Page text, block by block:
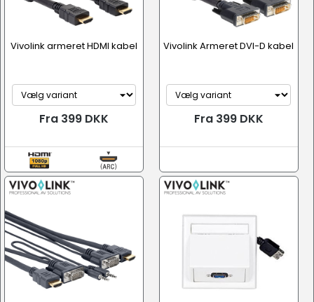
Vivolink armeret HDMI kabel
Fra 399 DKK
Vivolink Armeret DVI-D kabel
Fra 399 DKK